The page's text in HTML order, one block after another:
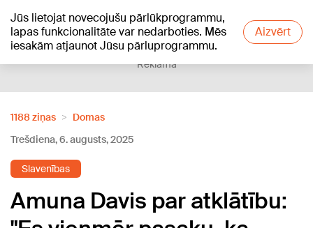
Jūs lietojat novecojušu pārlūkprogrammu,
lapas funkcionalitāte var nedarboties. Mēs
iesakām atjaunot Jūsu pārluprogrammu.
Aizvērt
+25°C
Reklāma
1188 ziņas
Domas
Trešdiena, 6. augusts, 2025
Slavenības
Amuna Davis par atklātību: